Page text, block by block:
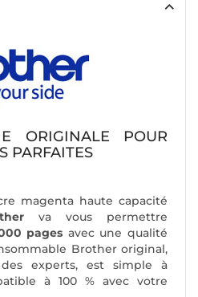
ORIGINALE POUR
PARFAITES
magenta haute capacité
va vous permettre
pages avec une qualité
Brother original,
experts, est simple à
à 100 % avec votre